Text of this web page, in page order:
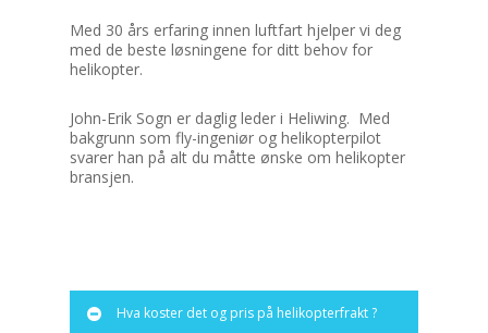
Med 30 års erfaring innen luftfart hjelper vi deg
med de beste løsningene for ditt behov for
helikopter.
John-Erik Sogn er daglig leder i Heliwing. Med
bakgrunn som fly-ingeniør og helikopterpilot
svarer han på alt du måtte ønske om helikopter
bransjen.
Hva koster det og pris på helikopterfrakt ?